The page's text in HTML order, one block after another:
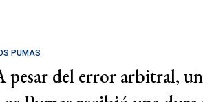
PUMAS
pesar del error arbitral,